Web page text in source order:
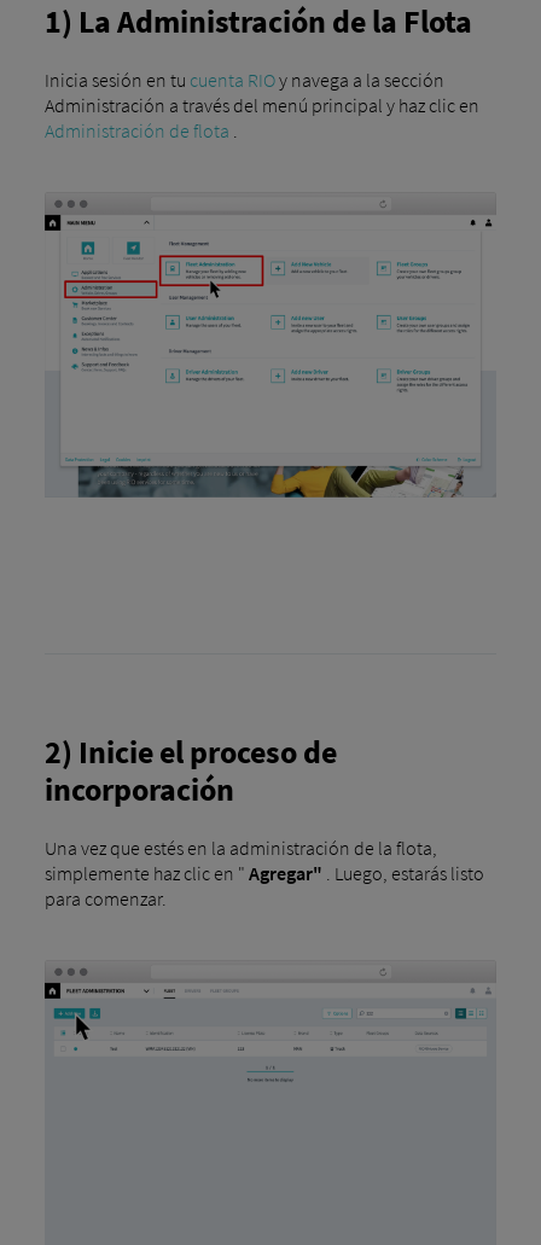
1) La Administración de la Flota
Inicia sesión en tu cuenta RIOy navega a la sección
Administración a través del menú principal y haz clic en
Administración de flota
2) Inicie el proceso de
incorporación
Una vez que estés en la administración de la flota,
simplemente haz clic en " Agregar" . Luego, estarás listo
para comenzar.